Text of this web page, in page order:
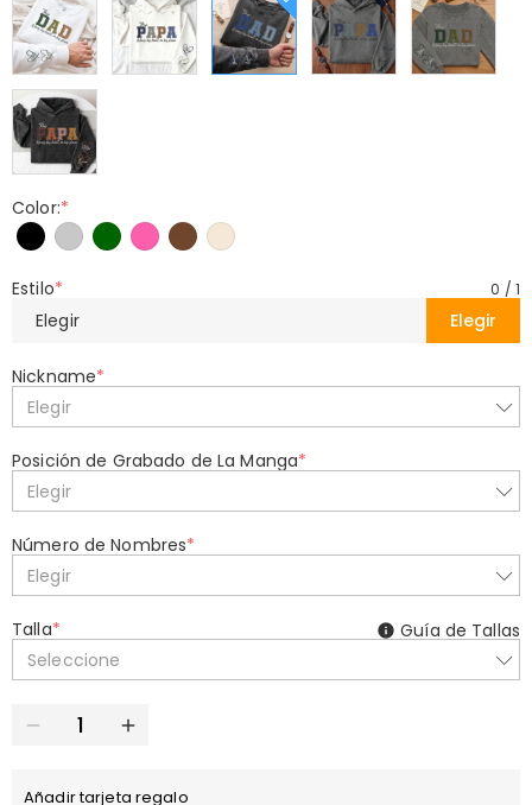
Color:*
Estilo* 0 / 1
Elegir Elegir
Nickname*
Elegir
Posición de Grabado de La Manga*
Elegir
Número de Nombres*
Elegir
Talla*
Seleccione
Guía de Tallas
Añadir tarjeta regalo